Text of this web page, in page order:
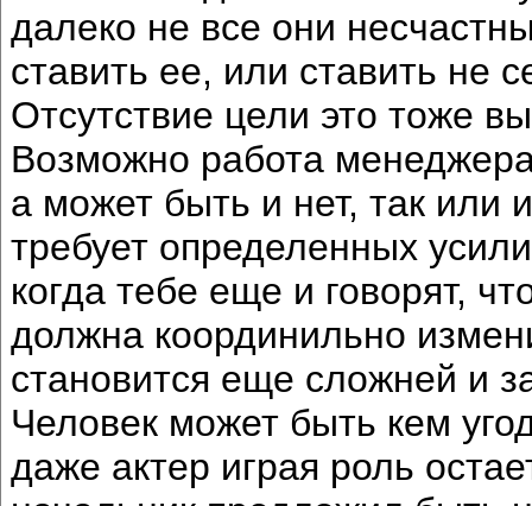
далеко не все они
ставить ее, или ставить не
Отсутствие цели это тоже
Возможно работа
а может быть и нет, так или
требует определенных
когда тебе еще и говорят,
должна координильно
становится еще сложней и
Человек может быть кем
даже актер играя роль